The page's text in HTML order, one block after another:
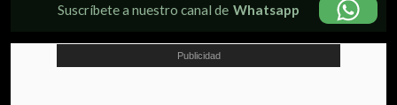
Suscríbete a nuestro canal de Whatsapp